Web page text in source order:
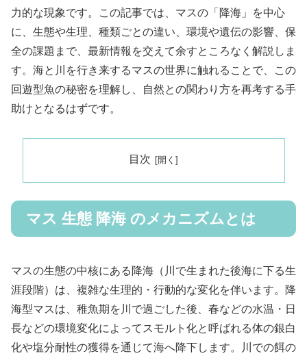
力的な現象です。この記事では、マスの「降海」を中心
に、生態や生理、種類ごとの違い、環境や遺伝の影響、保
全の課題まで、最新情報を交えて余すところなく解説しま
す。海と川を行き来するマスの世界に触れることで、この
回遊型魚の秘密を理解し、自然との関わり方を再考する手
助けとなるはずです。
目次
マス 生態 降海 のメカニズムとは
マスの生態の中核にある降海（川で生まれた後海に下る生
涯段階）は、複雑な生理的・行動的な変化を伴います。降
海型マスは、稚魚期を川で過ごした後、春などの水温・日
長などの環境変化によってスモルト化と呼ばれる体の銀白
化や塩分耐性の獲得を通じて海へ降下します。川での餌の